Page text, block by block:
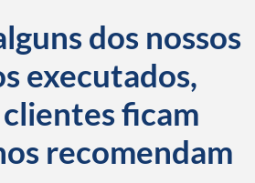
dos nossos
executados,
clientes ficam
recomendam